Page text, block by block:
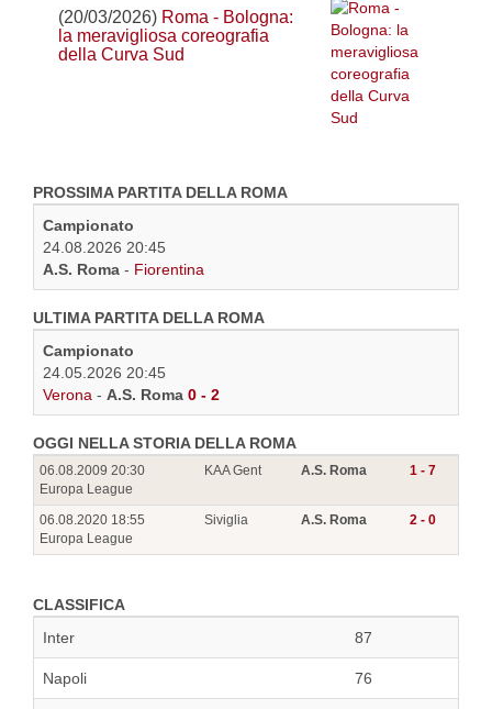
(20/03/2026) Roma - Bologna:
la meravigliosa coreografia
della Curva Sud
PROSSIMA PARTITA DELLA ROMA
Campionato
24.08.2026 20:45
A.S. Roma - Fiorentina
ULTIMA PARTITA DELLA ROMA
Campionato
24.05.2026 20:45
Verona - A.S. Roma 0 - 2
OGGI NELLA STORIA DELLA ROMA
06.08.2009 20:30
Europa League
KAA Gent A.S. Roma 1 - 7
06.08.2020 18:55
Europa League
Siviglia A.S. Roma 2 - 0
CLASSIFICA
Inter
87
Napoli 76